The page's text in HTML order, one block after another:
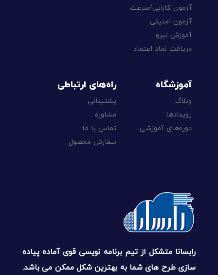
آزمون کارایی/سرعت
آزمون امنیتی
آموزش نیرو
دریافت نماد اعتماد
آموزشگاه
وبلاگ
رویدادها
دوره‌های آموزشی
راه‌های ارتباطی
پشتیبانی
مشاوره
تماس با ما
سفارش محصول
رابسانا متشکل از تیم برنامه نویسی قوی آماده پیاده
سازی طرح های شما به بهترین شکل ممکن می باشد.